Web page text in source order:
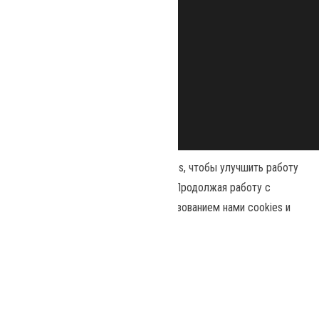
Наш сайт использует файлы cookies, чтобы улучшить работу
и повысить эффективность сайта. Продолжая работу с
сайтом, вы соглашаетесь с использованием нами cookies и